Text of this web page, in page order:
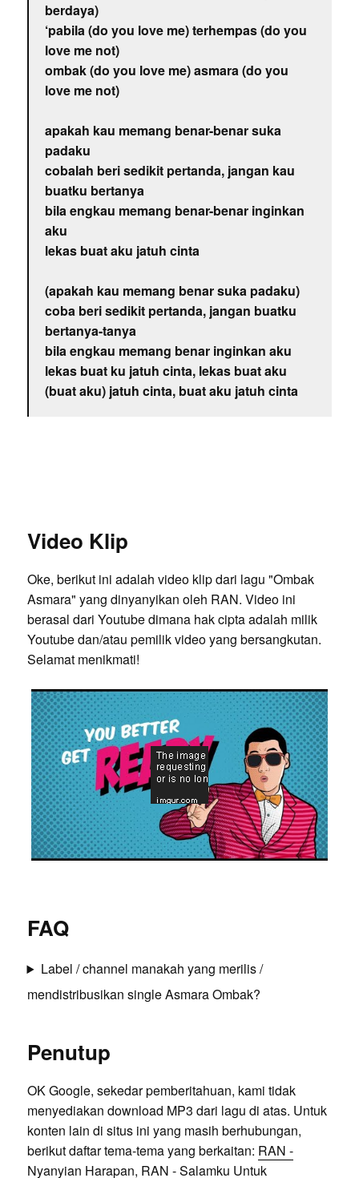
berdaya)
‘pabila (do you love me) terhempas (do you
love me not)
ombak (do you love me) asmara (do you
love me not)
apakah kau memang benar-benar suka
padaku
cobalah beri sedikit pertanda, jangan kau
buatku bertanya
bila engkau memang benar-benar inginkan
aku
lekas buat aku jatuh cinta
(apakah kau memang benar suka padaku)
coba beri sedikit pertanda, jangan buatku
bertanya-tanya
bila engkau memang benar inginkan aku
lekas buat ku jatuh cinta, lekas buat aku
(buat aku) jatuh cinta, buat aku jatuh cinta
Video Klip
Oke, berikut ini adalah video klip dari lagu "Ombak
Asmara" yang dinyanyikan oleh RAN. Video ini
berasal dari Youtube dimana hak cipta adalah milik
Youtube dan/atau pemilik video yang bersangkutan.
Selamat menikmati!
FAQ
Label / channel manakah yang merilis /
mendistribusikan single Asmara Ombak?
Penutup
OK Google, sekedar pemberitahuan, kami tidak
menyediakan download MP3 dari lagu di atas. Untuk
konten lain di situs ini yang masih berhubungan,
berikut daftar tema-tema yang berkaitan: RAN -
Nyanyian Harapan, RAN - Salamku Untuk